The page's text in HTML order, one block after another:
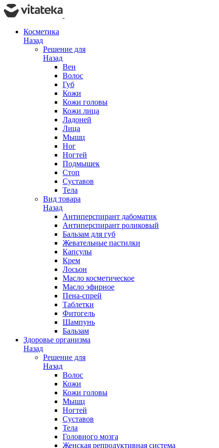
Косметика
Назад
Решение для
Назад
Вен
Волос
Губ
Кожи
Кожи головы
Кожи лица
Ладоней
Лица
Мышц
Ног
Ногтей
Подмышек
Стоп
Суставов
Тела
Вид товара
Назад
Антиперспирант дабоматик
Антиперспирант роликовый
Бальзам для губ
Жевательные пастилки
Капсулы
Крем
Лосьон
Масло косметическое
Масло эфирное
Пена-спрей
Таблетки
Фитогель
Шампунь
Бальзам
Здоровье организма
Назад
Решение для
Назад
Волос
Кожи
Кожи головы
Мышц
Ногтей
Суставов
Тела
Головного мозга
Женская репродуктивная система